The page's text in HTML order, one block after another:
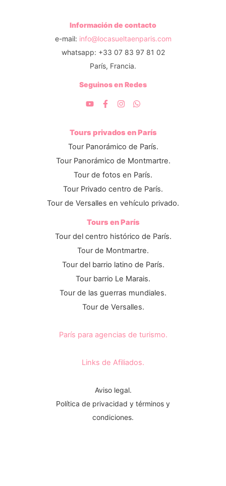
Información de contacto
e-mail: info@locasueltaenparis.com
whatsapp: +33 07 83 97 81 02
París, Francia.
Seguinos en Redes
Tours privados en París
Tour Panorámico de París.
Tour Panorámico de Montmartre.
Tour de fotos en París.
Tour Privado centro de París.
Tour de Versalles en vehículo privado.
Tours en París
Tour del centro histórico de París.
Tour de Montmartre.
Tour del barrio latino de París.
Tour barrio Le Marais.
Tour de las guerras mundiales.
Tour de Versalles.
París para agencias de turismo.
Links de Afiliados.
Aviso legal.
Política de privacidad y términos y
condiciones.